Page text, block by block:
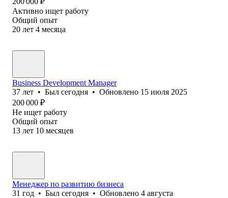
Активно ищет работу
Общий опыт
20 лет 4 месяца
Business Development Manager
37 лет • Был сегодня • Обновлено 15 июля 2025
200 000 ₽
Не ищет работу
Общий опыт
13 лет 10 месяцев
Менеджер по развитию бизнеса
31 год • Был сегодня • Обновлено 4 августа